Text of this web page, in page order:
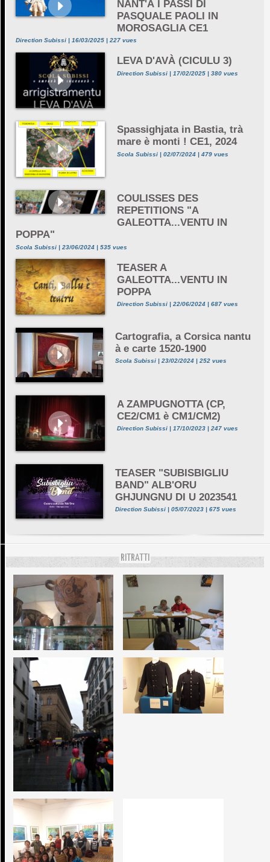
NANT'À I PASSI DI
PASQUALE PAOLI IN
MOROSAGLIA CE1
Direction Subissi | 16/03/2025 | 227 vues
LEVA D'AVÀ (CICULU 3)
Direction Subissi | 17/02/2025 | 380 vues
Spassighjata in Bastia, trà
mare è monti ! CE1, 2024
Scola Subissi | 02/07/2024 | 479 vues
COULISSES DES
REPETITIONS "A
GALEOTTA...VENTU IN
POPPA"
Scola Subissi | 23/06/2024 | 535 vues
TEASER A
GALEOTTA...VENTU IN
POPPA
Direction Subissi | 22/06/2024 | 687 vues
Cartografia, a Corsica nantu
à e carte 1520-1900
Scola Subissi | 23/02/2024 | 252 vues
A ZAMPUGNOTTA (CP,
CE2/CM1 è CM1/CM2)
Direction Subissi | 17/10/2023 | 247 vues
TEASER "SUBISBIGLIU
BAND" ALB'ORU
GHJUNGNU DI U 2023541
Direction Subissi | 05/07/2023 | 675 vues
RITRATTI